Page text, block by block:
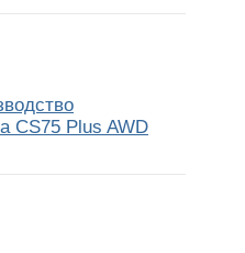
CS75 Plus AWD